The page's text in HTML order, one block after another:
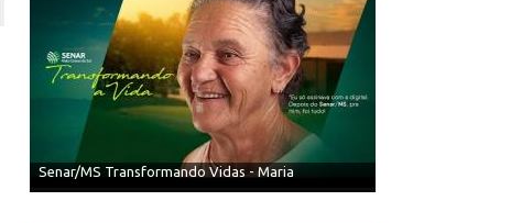
Senar/MS Transformando Vidas - Irineu